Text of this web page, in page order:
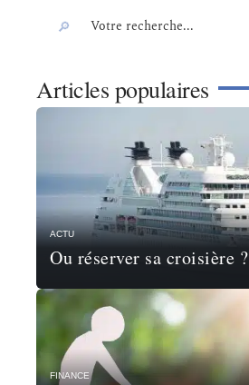
Articles populaires
ACTU
Ou réserver sa croisière ?
FINANCE